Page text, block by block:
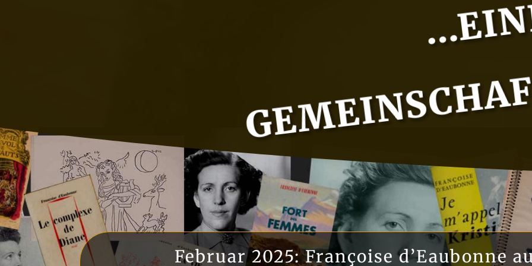
Februar 2025: Françoise d’Eaubonne